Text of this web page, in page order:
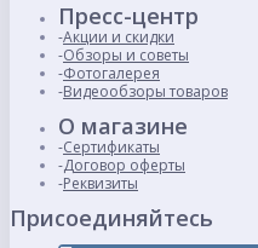
Пресс-центр
Акции и скидки
Обзоры и советы
Фотогалерея
Видеообзоры товаров
О магазине
Сертификаты
Договор оферты
Реквизиты
Присоединяйтесь